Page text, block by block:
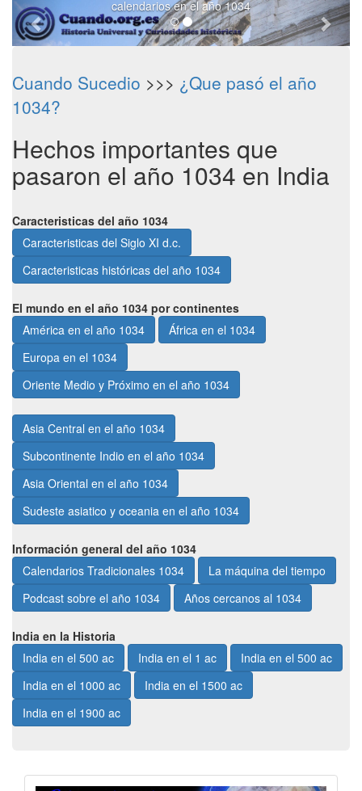
calendarios en el año 1034
Cuando Sucedio >>> ¿Que pasó el año
1034?
Hechos importantes que
pasaron el año 1034 en India
Caracteristicas del año 1034
Caracteristicas del Siglo XI d.c.
Caracteristicas históricas del año 1034
El mundo en el año 1034 por continentes
América en el año 1034
África en el 1034
Europa en el 1034
Oriente Medio y Próximo en el año 1034
Asia Central en el año 1034
Subcontinente Indio en el año 1034
Asia Oriental en el año 1034
Sudeste asiatico y oceania en el año 1034
Información general del año 1034
Calendarios Tradicionales 1034
La máquina del tiempo
Podcast sobre el año 1034
Años cercanos al 1034
India en la Historia
India en el 500 ac
India en el 1 ac
India en el 500 ac
India en el 1000 ac
India en el 1500 ac
India en el 1900 ac